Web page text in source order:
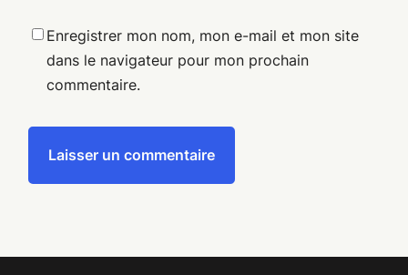
Enregistrer mon nom, mon e-mail et mon site
dans le navigateur pour mon prochain
commentaire.